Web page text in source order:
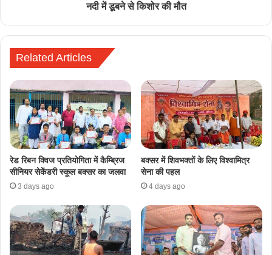
नदी में डूबने से किशोर की मौत
Related Articles
रेड रिबन क्विज प्रतियोगिता में कैम्ब्रिज
सीनियर सेकेंडरी स्कूल बक्सर का जलवा
3 days ago
​बक्सर में शिवभक्तों के लिए विश्वामित्र
सेना की पहल
4 days ago